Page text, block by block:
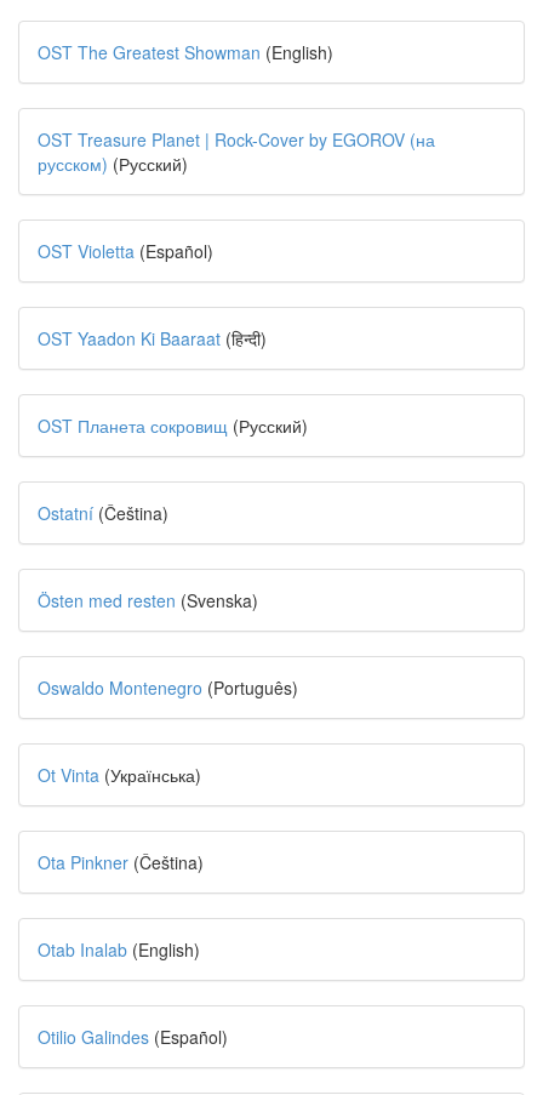
OST The Greatest Showman (English)
OST Treasure Planet | Rock-Cover by EGOROV (на
русском) (Русский)
OST Violetta (Español)
OST Yaadon Ki Baaraat (हिन्दी)
OST Планета сокровищ (Русский)
Ostatní (Čeština)
Östen med resten (Svenska)
Oswaldo Montenegro (Português)
Ot Vinta (Українська)
Ota Pinkner (Čeština)
Otab Inalab (English)
Otilio Galindes (Español)